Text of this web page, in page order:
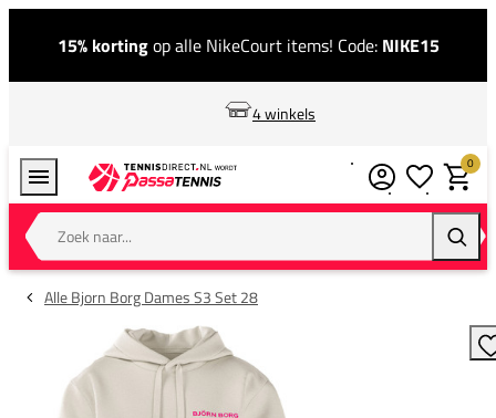
15% kortingop alle NikeCourt items! Code: NIKE15
4 winkels
Zoek naar...
0
Alle Bjorn Borg Dames S3 Set 28